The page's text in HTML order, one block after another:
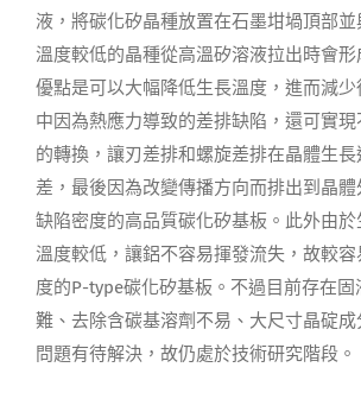
液，將碳化矽晶種放置在石墨坩堝頂部
溫度較低的晶種從高溫矽溶液拉出時會
優點是可以大幅降低生長溫度，進而減
中因為熱應力導致的差排缺陷，還可實
的轉換，讓刃差排和螺旋差排在晶體生
差，最後因為改變傳播方向而排出到晶
缺陷密度的高品質碳化矽基板。此外由於
溫度較低，讓鋁不容易揮發流失，故較
度的P-type碳化矽基板。不過目前存在固
難、去除含碳基溶劑不易、大尺寸晶碇
問題有待解決，故仍處於技術研究階段。